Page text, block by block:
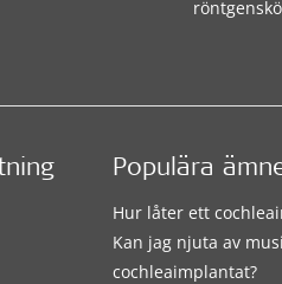
Populära
Hur låter ett
Kan jag njuta av
cochleaimplantat?